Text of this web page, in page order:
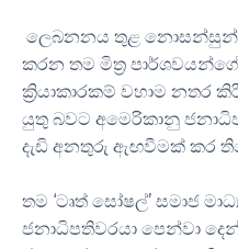
ලෙබනනය තුළ
කරන තම මිත්‍ර
ක්‍රියාකාරකම් වහාම නතර
යුතු බවට අමෙරිකානු
දැඩි අනතුරු ඇඟවීමක් කර
තම ‘ටෘත් සෝෂල්’ සමාජ
ජනාධිපතිවරයා පෙන්වා